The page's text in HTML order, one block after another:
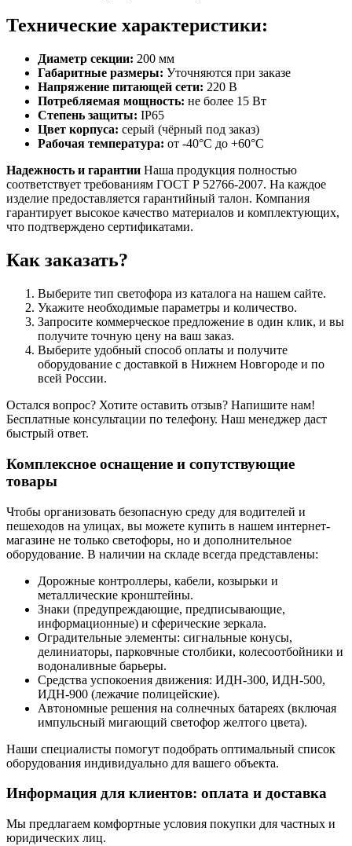
Технические характеристики:
Диаметр секции: 200 мм
Габаритные размеры: Уточняются при заказе
Напряжение питающей сети: 220 В
Потребляемая мощность: не более 15 Вт
Степень защиты: IP65
Цвет корпуса: серый (чёрный под заказ)
Рабочая температура: от -40°C до +60°C
Надежность и гарантии Наша продукция полностью
соответствует требованиям ГОСТ Р 52766-2007. На каждое
изделие предоставляется гарантийный талон. Компания
гарантирует высокое качество материалов и комплектующих,
что подтверждено сертификатами.
Как заказать?
Выберите тип светофора из каталога на нашем сайте.
Укажите необходимые параметры и количество.
Запросите коммерческое предложение в один клик, и вы
получите точную цену на ваш заказ.
Выберите удобный способ оплаты и получите
оборудование с доставкой в Нижнем Новгороде и по
всей России.
Остался вопрос? Хотите оставить отзыв? Напишите нам!
Бесплатные консультации по телефону. Наш менеджер даст
быстрый ответ.
Комплексное оснащение и сопутствующие
товары
Чтобы организовать безопасную среду для водителей и
пешеходов на улицах, вы можете купить в нашем интернет-
магазине не только светофоры, но и дополнительное
оборудование. В наличии на складе всегда представлены:
Дорожные контроллеры, кабели, козырьки и
металлические кронштейны.
Знаки (предупреждающие, предписывающие,
информационные) и сферические зеркала.
Оградительные элементы: сигнальные конусы,
делиниаторы, парковчные столбики, колесоотбойники и
водоналивные барьеры.
Средства успокоения движения: ИДН-300, ИДН-500,
ИДН-900 (лежачие полицейские).
Автономные решения на солнечных батареях (включая
импульсный мигающий светофор желтого цвета).
Наши специалисты помогут подобрать оптимальный список
оборудования индивидуально для вашего объекта.
Информация для клиентов: оплата и доставка
Мы предлагаем комфортные условия покупки для частных и
юридических лиц.